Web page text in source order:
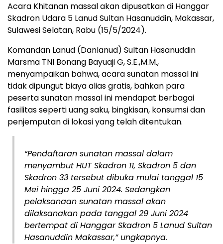
Acara Khitanan massal akan dipusatkan di Hanggar
Skadron Udara 5 Lanud Sultan Hasanuddin, Makassar,
Sulawesi Selatan, Rabu (15/5/2024).
Komandan Lanud (Danlanud) Sultan Hasanuddin
Marsma TNI Bonang Bayuaji G, S.E.,M.M.,
menyampaikan bahwa, acara sunatan massal ini
tidak dipungut biaya alias gratis, bahkan para
peserta sunatan massal ini mendapat berbagai
fasilitas seperti uang saku, bingkisan, konsumsi dan
penjemputan di lokasi yang telah ditentukan.
“Pendaftaran sunatan massal dalam
menyambut HUT Skadron 11, Skadron 5 dan
Skadron 33 tersebut dibuka mulai tanggal 15
Mei hingga 25 Juni 2024. Sedangkan
pelaksanaan sunatan massal akan
dilaksanakan pada tanggal 29 Juni 2024
bertempat di Hanggar Skadron 5 Lanud Sultan
Hasanuddin Makassar,” ungkapnya.